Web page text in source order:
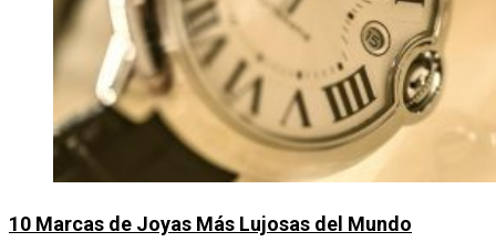
10 Marcas de Joyas Más Lujosas del Mundo